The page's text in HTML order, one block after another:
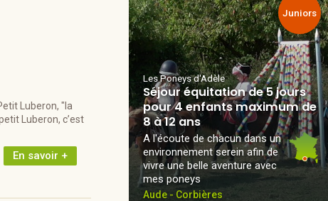
Luberon, "la
Luberon, c’est
En savoir +
Juniors
Les Poneys d'Adèle
Séjour équitation de 5 jours
pour 4 enfants maximum de
8 à 12 ans
A l'écoute de chacun dans un
environnement serein afin de
vivre une belle aventure avec
mes poneys
Aude - Corbières